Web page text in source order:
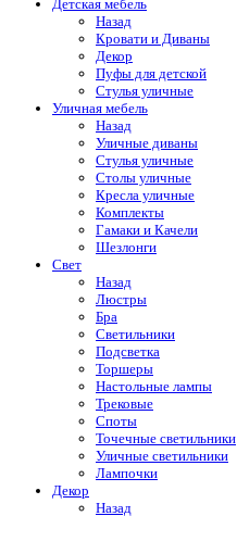
Детская мебель
Назад
Кровати и Диваны
Декор
Пуфы для детской
Стулья уличные
Уличная мебель
Назад
Уличные диваны
Стулья уличные
Столы уличные
Кресла уличные
Комплекты
Гамаки и Качели
Шезлонги
Свет
Назад
Люстры
Бра
Светильники
Подсветка
Торшеры
Настольные лампы
Трековые
Споты
Точечные светильники
Уличные светильники
Лампочки
Декор
Назад